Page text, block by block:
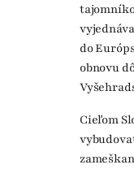
do
obnovu
Cieľom